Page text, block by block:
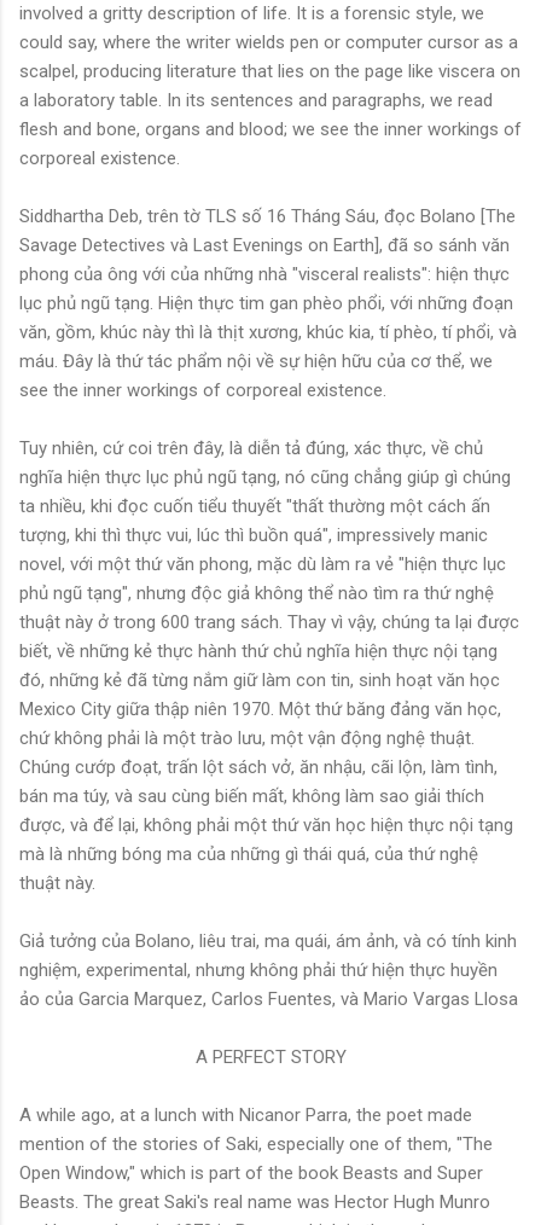
involved a gritty description of life. It is a forensic style, we
could say, where the writer wields pen or computer cursor as a
scalpel, producing literature that lies on the page like viscera on
a laboratory table. In its sentences and paragraphs, we read
flesh and bone, organs and blood; we see the inner workings of
corporeal existence.
Siddhartha Deb, trên tờ TLS số 16 Tháng Sáu, đọc Bolano [The
Savage Detectives và Last Evenings on Earth], đã so sánh văn
phong của ông với của những nhà "visceral realists": hiện thực
lục phủ ngũ tạng. Hiện thực tim gan phèo phổi, với những đoạn
văn, gồm, khúc này thì là thịt xương, khúc kia, tí phèo, tí phổi, và
máu. Đây là thứ tác phẩm nội về sự hiện hữu của cơ thể, we
see the inner workings of corporeal existence.
Tuy nhiên, cứ coi trên đây, là diễn tả đúng, xác thực, về chủ
nghĩa hiện thực lục phủ ngũ tạng, nó cũng chẳng giúp gì chúng
ta nhiều, khi đọc cuốn tiểu thuyết "thất thường một cách ấn
tượng, khi thì thực vui, lúc thì buồn quá", impressively manic
novel, với một thứ văn phong, mặc dù làm ra vẻ "hiện thực lục
phủ ngũ tạng", nhưng độc giả không thể nào tìm ra thứ nghệ
thuật này ở trong 600 trang sách. Thay vì vậy, chúng ta lại được
biết, về những kẻ thực hành thứ chủ nghĩa hiện thực nội tạng
đó, những kẻ đã từng nắm giữ làm con tin, sinh hoạt văn học
Mexico City giữa thập niên 1970. Một thứ băng đảng văn học,
chứ không phải là một trào lưu, một vận động nghệ thuật.
Chúng cướp đoạt, trấn lột sách vở, ăn nhậu, cãi lộn, làm tình,
bán ma túy, và sau cùng biến mất, không làm sao giải thích
được, và để lại, không phải một thứ văn học hiện thực nội tạng
mà là những bóng ma của những gì thái quá, của thứ nghệ
thuật này.
Giả tưởng của Bolano, liêu trai, ma quái, ám ảnh, và có tính kinh
nghiệm, experimental, nhưng không phải thứ hiện thực huyền
ảo của Garcia Marquez, Carlos Fuentes, và Mario Vargas Llosa
A PERFECT STORY
A while ago, at a lunch with Nicanor Parra, the poet made
mention of the stories of Saki, especially one of them, "The
Open Window," which is part of the book Beasts and Super
Beasts. The great Saki's real name was Hector Hugh Munro